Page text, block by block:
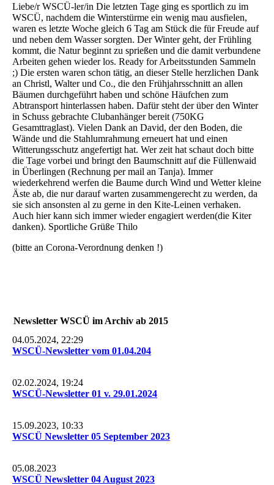
Liebe/r WSCÜ-ler/in Die letzten Tage ging es sportlich zu im
WSCÜ, nachdem die Winterstürme ein wenig mau ausfielen,
waren es letzte Woche gleich 6 Tag am Stück die für Freude auf
und neben dem Wasser sorgten. Der Winter geht, der Frühling
kommt, die Natur beginnt zu sprießen und die damit verbundene
Arbeiten gehen wieder los. Ready for Arbeitsstunden Sammeln
;) Die ersten waren schon tätig, an dieser Stelle herzlichen Dank
an Christl, Walter und Co., die den Frühjahrsschnitt an allen
Bäumen durchgeführt haben und schöne Häufchen zum
Abtransport hinterlassen haben. Dafür steht der über den Winter
in Schuss gebrachte Clubanhänger bereit (750KG
Gesamttraglast). Vielen Dank an David, der den Boden, die
Wände und die Stahlumrahmung erneuert hat und einen
Witterungsschutz angefertigt hat. Wer zeit hat schaut doch bitte
die Tage vorbei und bringt den Baumschnitt auf die Füllenwaid
in Überlingen (Rechnung per mail an Tanja). Immer
wiederkehrend werfen die Baume durch Wind und Wetter kleine
Äste ab, die nur darauf warten zusammengerecht zu werden, da
sie sich ansonsten al zu gerne in den Kite-Leinen verhaken.
Auch hier kann sich immer wieder engagiert werden(die Kiter
danken). Sportliche Grüße Thilo
(bitte an Corona-Verordnung denken !)
Newsletter WSCÜ im Archiv ab 2015
04.05.2024, 22:29
WSCÜ-Newsletter vom 01.04.204
02.02.2024, 19:24
WSCÜ-Newsletter 01 v. 29.01.2024
15.09.2023, 10:33
WSCÜ Newsletter 05 September 2023
05.08.2023
WSCÜ Newsletter 04 August 2023